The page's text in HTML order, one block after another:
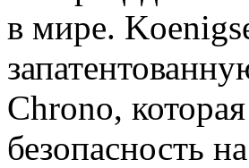
в мире.
Chrono,
безопасность